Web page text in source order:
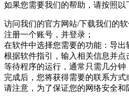
如果您需要我们的帮助，请按照以
访问我们的官方网站/下载我们的软
注册一个账号，并登录；
在软件中选择您需要的功能：导
根据软件指引，输入相关信息并点
等待程序的运行，通常只需几分钟
完成后，您将获得需要的联系方式
请注意，为了保证您的网络安全和